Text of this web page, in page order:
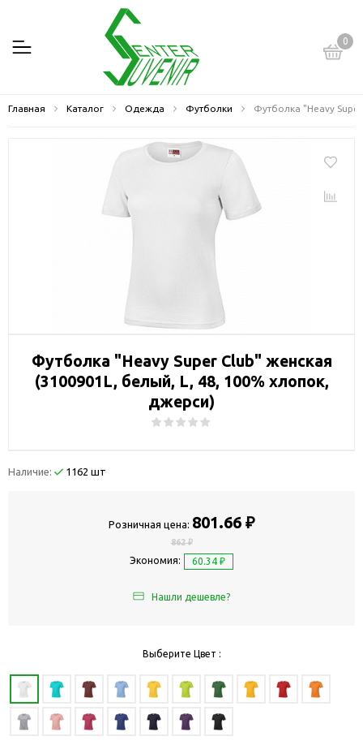
0
Главная Каталог Одежда Футболки Футболка "Heavy
Футболка "Heavy Super Club" женская
(3100901L, белый, L, 48, 100% хлопок,
джерси)
Наличие: 1162 шт
Розничная цена: 801.66 ₽
862 ₽
Экономия: 60.34 ₽
Нашли дешевле?
Выберите Цвет :